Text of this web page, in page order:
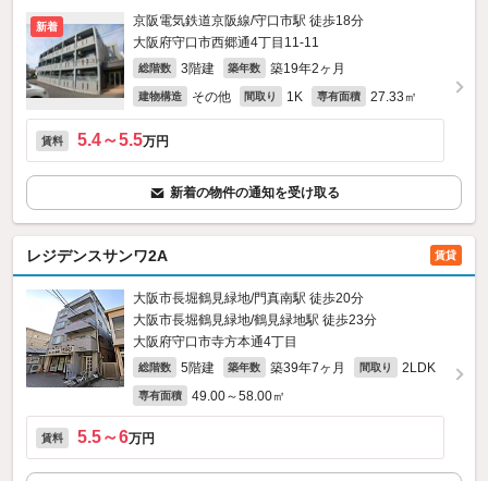
新着
京阪電気鉄道京阪線/守口市駅 徒歩18分
大阪府守口市西郷通4丁目11-11
総階数 3階建 築年数 築19年2ヶ月
建物構造 その他 間取り 1K 専有面積 27.33㎡
賃料 5.4～5.5万円
新着の物件の通知を受け取る
レジデンスサンワ2A 賃貸
大阪市長堀鶴見緑地/門真南駅 徒歩20分
大阪市長堀鶴見緑地/鶴見緑地駅 徒歩23分
大阪府守口市寺方本通4丁目
総階数 5階建 築年数 築39年7ヶ月 間取り 2LDK
専有面積 49.00～58.00㎡
賃料 5.5～6万円